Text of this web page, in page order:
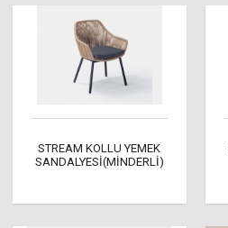
STREAM KOLLU YEMEK
SANDALYESİ(MİNDERLİ)